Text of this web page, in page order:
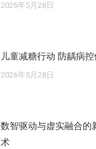
2026年5月28日
儿童减糖行动 防龋病
2026年5月28日
数智驱动与虚实融合的
术